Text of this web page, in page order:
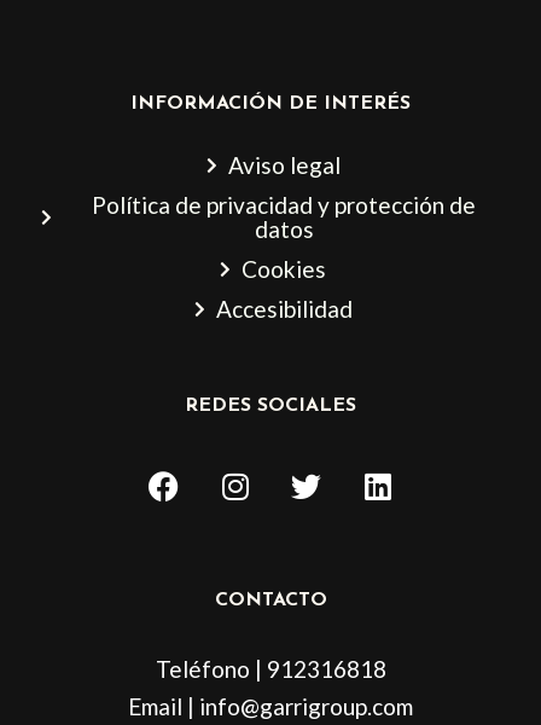
INFORMACIÓN DE INTERÉS
Aviso legal
Política de privacidad y protección de
datos
Cookies
Accesibilidad
REDES SOCIALES
F
a
k
I
n
a
a
m
T
w
t
L
i
n
CONTACTO
Teléfono | 912316818
Email | info@garrigroup.com